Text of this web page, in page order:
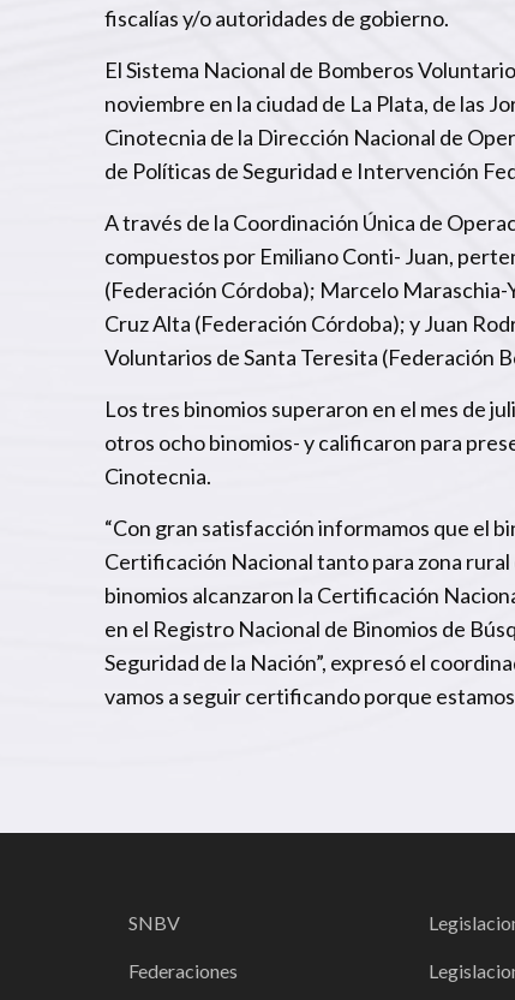
fiscalías y/o autoridades de gobierno.
El Sistema Nacional de Bomberos
noviembre en la ciudad de La Plata, de las
Cinotecnia de la Dirección Nacional de
de Políticas de Seguridad e Intervención
A través de la Coordinación Única de
compuestos por Emiliano Conti- Juan,
(Federación Córdoba); Marcelo
Cruz Alta (Federación Córdoba); y Juan
Voluntarios de Santa Teresita (Federación
Los tres binomios superaron en el mes de
otros ocho binomios- y calificaron para
Cinotecnia.
“Con gran satisfacción informamos que el
Certificación Nacional tanto para zona
binomios alcanzaron la Certificación
en el Registro Nacional de Binomios de
Seguridad de la Nación”, expresó el
vamos a seguir certificando porque
SNBV
Federaciones